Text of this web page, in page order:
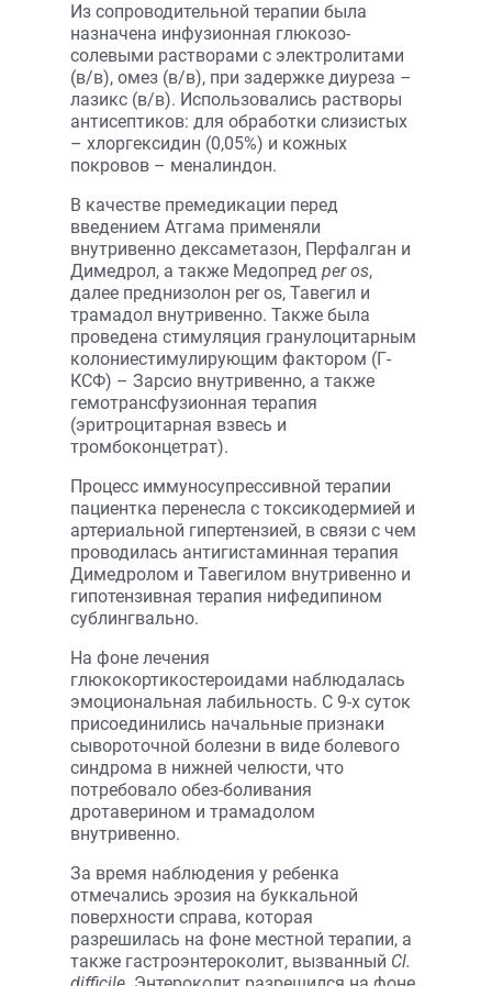
Из сопроводительной терапии была
назначена инфузионная глюкозо-
солевыми растворами с электролитами
(в/в), омез (в/в), при задержке диуреза –
лазикс (в/в). Использовались растворы
антисептиков: для обработки слизистых
– хлоргексидин (0,05%) и кожных
покровов – меналиндон.
В качестве премедикации перед
введением Атгама применяли
внутривенно дексаметазон, Перфалган и
Димедрол, а также Медопред per os,
далее преднизолон per os, Тавегил и
трамадол внутривенно. Также была
проведена стимуляция гранулоцитарным
колониестимулирующим фактором (Г-
КСФ) – Зарсио внутривенно, а также
гемотрансфузионная терапия
(эритроцитарная взвесь и
тромбоконцетрат).
Процесс иммуносупрессивной терапии
пациентка перенесла с токсикодермией и
артериальной гипертензией, в связи с чем
проводилась антигистаминная терапия
Димедролом и Тавегилом внутривенно и
гипотензивная терапия нифедипином
сублингвально.
На фоне лечения
глюкокортикостероидами наблюдалась
эмоциональная лабильность. С 9-х суток
присоединились начальные признаки
сывороточной болезни в виде болевого
синдрома в нижней челюсти, что
потребовало обез-боливания
дротаверином и трамадолом
внутривенно.
За время наблюдения у ребенка
отмечались эрозия на буккальной
поверхности справа, которая
разрешилась на фоне местной терапии, а
также гастроэнтероколит, вызванный Cl.